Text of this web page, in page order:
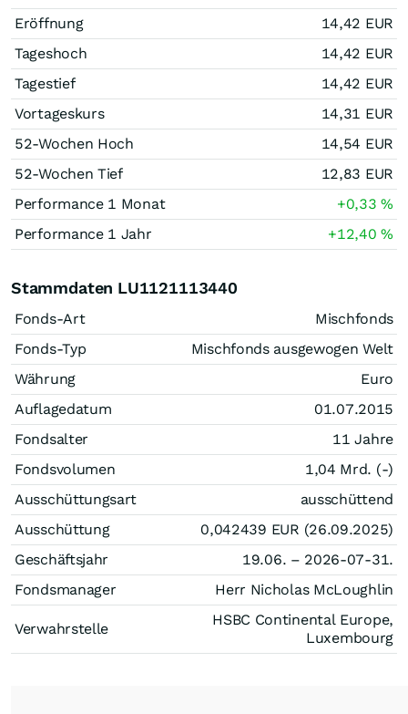
Eröffnung
14,42 EUR
Tageshoch
14,42 EUR
Tagestief
14,42 EUR
Vortageskurs
14,31 EUR
52-Wochen Hoch
14,54 EUR
52-Wochen Tief
12,83 EUR
Performance 1 Monat
+0,33%
Performance 1 Jahr
+12,40%
Stammdaten LU1121113440
Fonds-Art
Mischfonds
Fonds-Typ
Mischfonds ausgewogen Welt
Währung
Euro
Auflagedatum
01.07.2015
Fondsalter
11 Jahre
Fondsvolumen
1,04 Mrd. (-)
Ausschüttungsart
ausschüttend
Ausschüttung
0,042439 EUR (26.09.2025)
Geschäftsjahr
19.06. – 2026-07-31.
Fondsmanager
Herr Nicholas McLoughlin
Verwahrstelle
HSBC Continental Europe,
Luxembourg